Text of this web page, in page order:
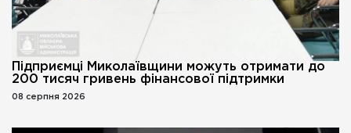
Підприємці Миколаївщини можуть отримати до
200 тисяч гривень фінансової підтримки
08 серпня 2026